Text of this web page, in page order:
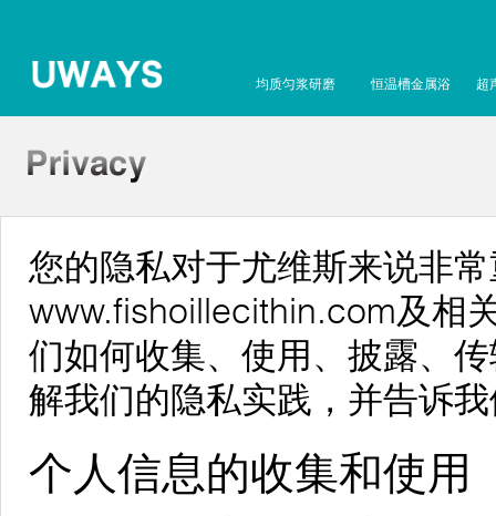
均质匀浆研磨 恒温槽金属浴 超
您的隐私对于尤维斯来说非
www.fishoillecithin.com及相
们如何收集、使用、披露、
解我们的隐私实践，并告诉
个人信息的收集和使用